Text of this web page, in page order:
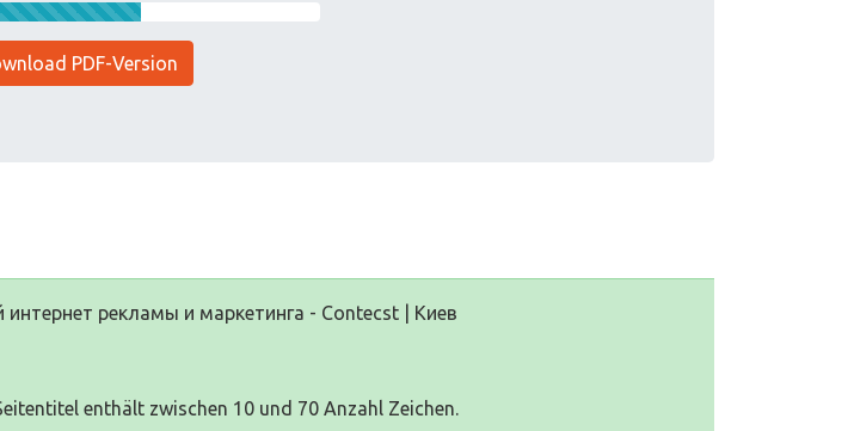
PDF-Version
интернет рекламы и маркетинга - Contecst | Киев
enthält zwischen 10 und 70 Anzahl Zeichen.